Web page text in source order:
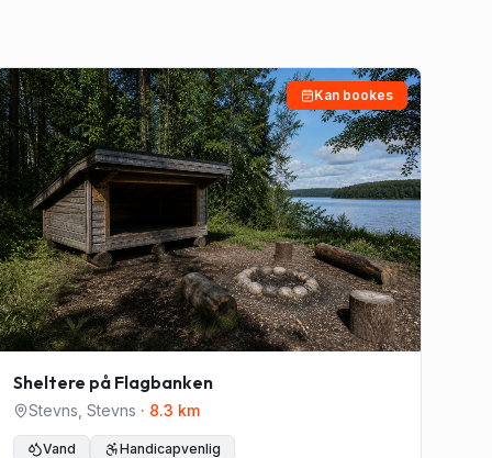
Kan bookes
Sheltere på Flagbanken
Stevns Stevns · 8.3 km
Vand Handicapvenlig